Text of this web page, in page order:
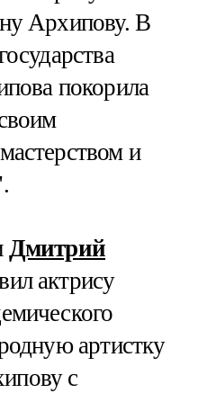
Архипову. В
покорила
и
Дмитрий
актрису
артистку
с